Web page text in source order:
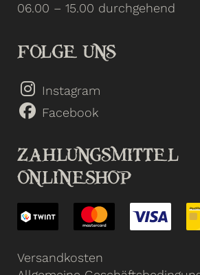
06.00 – 15.00 durchgehend
FOLGE UNS
Instagram
Facebook
ZAHLUNGSMITTEL
ONLINESHOP
Versandkosten